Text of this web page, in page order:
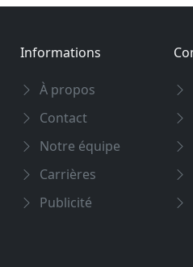
Informations
À propos
Contact
Notre équipe
Carrières
Publicité